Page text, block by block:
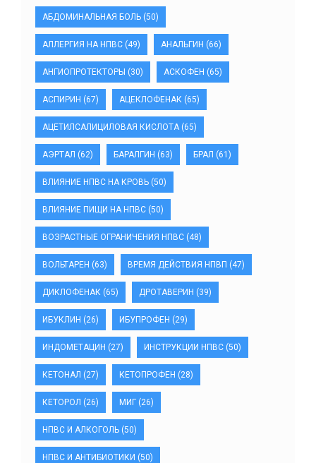
АБДОМИНАЛЬНАЯ БОЛЬ (50)
АЛЛЕРГИЯ НА НПВС (49) АНАЛЬГИН (66)
АНГИОПРОТЕКТОРЫ (30) АСКОФЕН (65)
АСПИРИН (67) АЦЕКЛОФЕНАК (65)
АЦЕТИЛСАЛИЦИЛОВАЯ КИСЛОТА(65)
АЭРТАЛ (62) БАРАЛГИН (63) БРАЛ (61)
ВЛИЯНИЕ НПВС НА КРОВЬ (50)
ВЛИЯНИЕ ПИЩИ НА НПВС (50)
ВОЗРАСТНЫЕ ОГРАНИЧЕНИЯ НПВС (48)
ВОЛЬТАРЕН (63) ВРЕМЯ ДЕЙСТВИЯ НПВП (47)
ДИКЛОФЕНАК (65) ДРОТАВЕРИН (39)
ИБУКЛИН (26) ИБУПРОФЕН (29)
ИНДОМЕТАЦИН (27) ИНСТРУКЦИИ НПВС (50)
КЕТОНАЛ (27) КЕТОПРОФЕН (28)
КЕТОРОЛ (26) МИГ (26)
НПВС И АЛКОГОЛЬ (50)
НПВС И АНТИБИОТИКИ (50)